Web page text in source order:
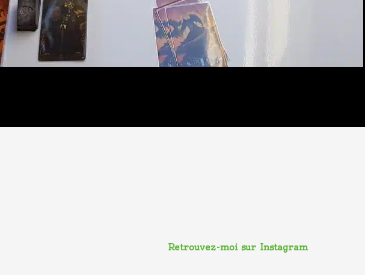
Retrouvez-moi sur Instagram